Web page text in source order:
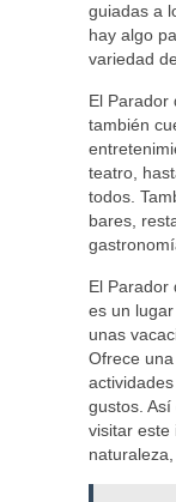
guiadas a
hay algo
variedad
El Parador
también
teatro,
todos.
bares,
El Parador
es un
unas
Ofrece
gustos.
visitar este